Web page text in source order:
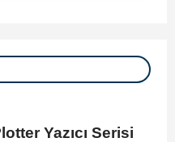
Yazıcı Serisi